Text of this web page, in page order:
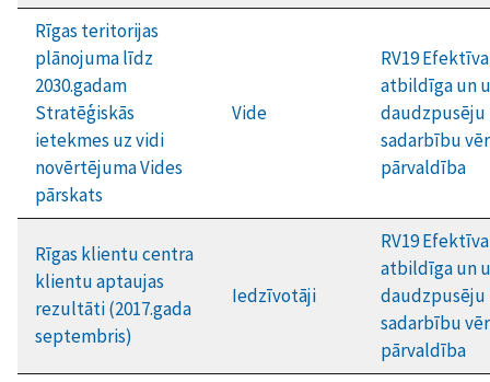
Rīgas teritorijas
plānojuma līdz
2030.gadam
Stratēģiskās
ietekmes uz vidi
novērtējuma Vides
pārskats
Vide
RV19
atbildīga un
daudzpusēju
sadarbību
pārvaldība
Rīgas klientu centra
klientu aptaujas
rezultāti (2017.gada
septembris)
Iedzīvotāji
RV19
atbildīga un
daudzpusēju
sadarbību
pārvaldība